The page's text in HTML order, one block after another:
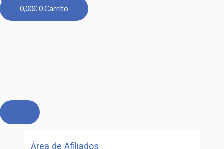
0,00€0Carrito
Área de Afiliados